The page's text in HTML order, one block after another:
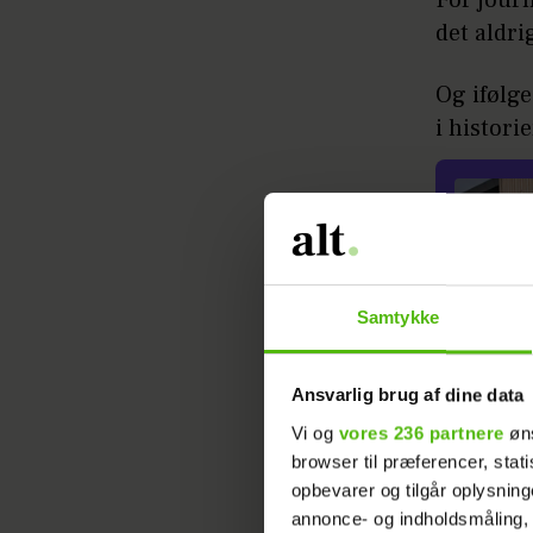
Samtykke
Ansvarlig brug af dine data
Vi og vores 236 partnere
browser til præferencer,
opbevarer og tilgår
annonce- og
det
Og
i
- Det
to år,
- Der
at
eller